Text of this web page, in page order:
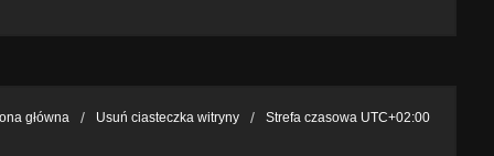
główna Usuń ciasteczka witryny Strefa czasowa UTC+02:00